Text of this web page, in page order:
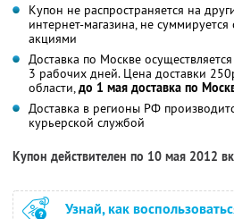
Купон не распространяется на
интернет-магазина, не
акциями
Доставка по Москве
3 рабочих дней. Цена доставки
области,до 1 мая доставка по
Доставка в регионы РФ
курьерской службой
Купон действителен по 10 мая 2012
Узнай, как